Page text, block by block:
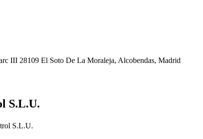
III 28109 El Soto De La Moraleja, Alcobendas, Madrid
S.L.U.
S.L.U.